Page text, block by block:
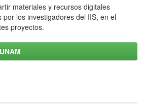
materiales y recursos digitales
los investigadores del IIS, en el
proyectos.